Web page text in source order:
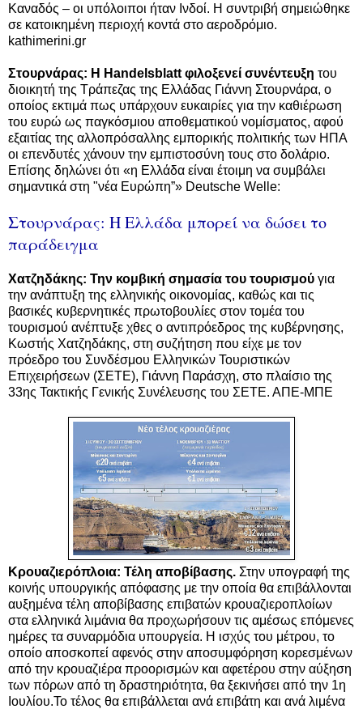
Καναδός – οι υπόλοιποι ήταν Ινδοί. Η συντριβή σημειώθηκε
σε κατοικημένη περιοχή κοντά στο αεροδρόμιο.
kathimerini.gr
Στουρνάρας: H Handelsblatt φιλοξενεί συνέντευξη του
διοικητή της Τράπεζας της Ελλάδας Γιάννη Στουρνάρα, ο
οποίος εκτιμά πως υπάρχουν ευκαιρίες για την καθιέρωση
του ευρώ ως παγκόσμιου αποθεματικού νομίσματος, αφού
εξαιτίας της αλλοπρόσαλλης εμπορικής πολιτικής των ΗΠΑ
οι επενδυτές χάνουν την εμπιστοσύνη τους στο δολάριο.
Επίσης δηλώνει ότι «η Ελλάδα είναι έτοιμη να συμβάλει
σημαντικά στη "νέα Ευρώπη”» Deutsche Welle:
Στουρνάρας: Η Ελλάδα μπορεί να δώσει το
παράδειγμα
Χατζηδάκης: Την κομβική σημασία του τουρισμού για
την ανάπτυξη της ελληνικής οικονομίας, καθώς και τις
βασικές κυβερνητικές πρωτοβουλίες στον τομέα του
τουρισμού ανέπτυξε χθες ο αντιπρόεδρος της κυβέρνησης,
Κωστής Χατζηδάκης, στη συζήτηση που είχε με τον
πρόεδρο του Συνδέσμου Ελληνικών Τουριστικών
Επιχειρήσεων (ΣΕΤΕ), Γιάννη Παράσχη, στο πλαίσιο της
33ης Τακτικής Γενικής Συνέλευσης του ΣΕΤΕ. ΑΠΕ-ΜΠΕ
Κρουαζιερόπλοια: Τέλη αποβίβασης. Στην υπογραφή της
κοινής υπουργικής απόφασης με την οποία θα επιβάλλονται
αυξημένα τέλη αποβίβασης επιβατών κρουαζιεροπλοίων
στα ελληνικά λιμάνια θα προχωρήσουν τις αμέσως επόμενες
ημέρες τα συναρμόδια υπουργεία. Η ισχύς του μέτρου, το
οποίο αποσκοπεί αφενός στην αποσυμφόρηση κορεσμένων
από την κρουαζιέρα προορισμών και αφετέρου στην αύξηση
των πόρων από τη δραστηριότητα, θα ξεκινήσει από την 1η
Ιουλίου.Το τέλος θα επιβάλλεται ανά επιβάτη και ανά λιμένα